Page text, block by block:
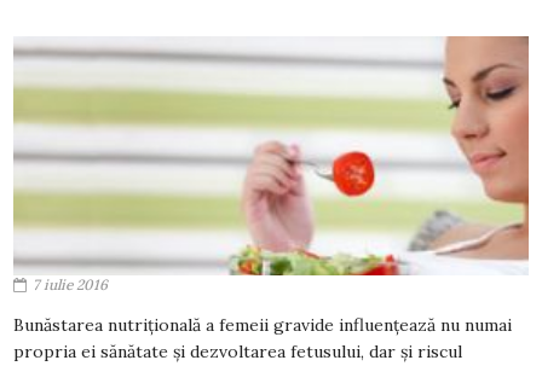
7 iulie 2016
Bunăstarea nutrițională a femeii gravide influențează nu numai
propria ei sănătate și dezvoltarea fetusului, dar și riscul